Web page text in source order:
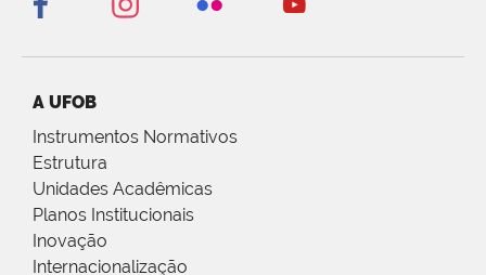
A UFOB
Instrumentos Normativos
Estrutura
Unidades Acadêmicas
Planos Institucionais
Inovação
Internacionalização